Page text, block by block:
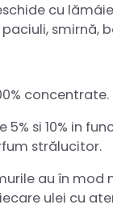
cu
smirnă,
si 10% in
strălucitor.
au în mod
ulei cu